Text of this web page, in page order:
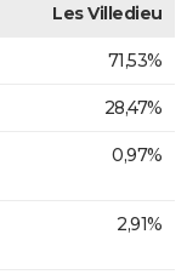
Les Villedieu
71,53%
28,47%
0,97%
2,91%